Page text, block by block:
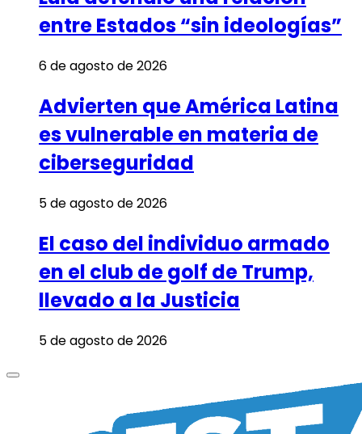
entre Estados “sin ideologías”
6 de agosto de 2026
Advierten que América Latina
es vulnerable en materia de
ciberseguridad
5 de agosto de 2026
El caso del individuo armado
en el club de golf de Trump,
llevado a la Justicia
5 de agosto de 2026